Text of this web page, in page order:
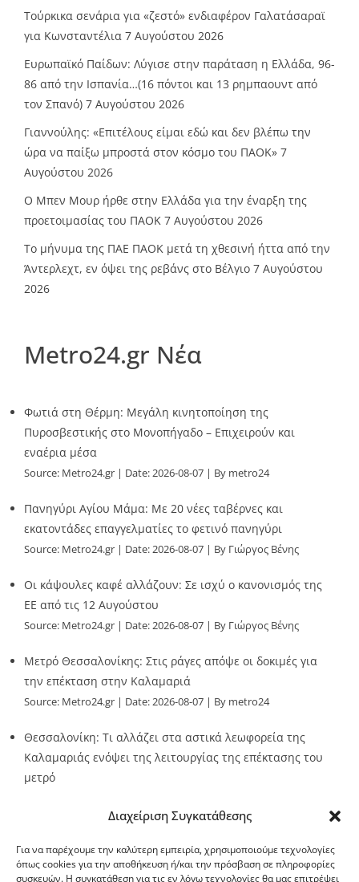
Διαχείριση Συγκατάθεσης
Για να παρέχουμε την καλύτερη εμπειρία, χρησιμοποιούμε τεχνολογίες
όπως cookies για την αποθήκευση ή/και την πρόσβαση σε πληροφορίες
συσκευών. Η συγκατάθεση για τις εν λόγω τεχνολογίες θα μας επιτρέψει
Τούρκικα σενάρια για «ζεστό» ενδιαφέρον Γαλατάσαραϊ
για Κωνσταντέλια 7 Αυγούστου 2026
Ευρωπαϊκό Παίδων: Λύγισε στην παράταση η Ελλάδα, 96-
86 από την Ισπανία…(16 πόντοι και 13 ρημπαουντ από
τον Σπανό) 7 Αυγούστου 2026
Γιαννούλης: «Επιτέλους είμαι εδώ και δεν βλέπω την
ώρα να παίξω μπροστά στον κόσμο του ΠΑΟΚ» 7
Αυγούστου 2026
O Mπεν Μουρ ήρθε στην Ελλάδα για την έναρξη της
προετοιμασίας του ΠΑΟΚ 7 Αυγούστου 2026
Το μήνυμα της ΠΑΕ ΠΑΟΚ μετά τη χθεσινή ήττα από την
Άντερλεχτ, εν όψει της ρεβάνς στο Βέλγιο 7 Αυγούστου
2026
Metro24.gr Νέα
Φωτιά στη Θέρμη: Μεγάλη κινητοποίηση της
Πυροσβεστικής στο Μονοπήγαδο – Επιχειρούν και
εναέρια μέσα
Source: Metro24.gr Date: 2026-08-07 By metro24
Πανηγύρι Αγίου Μάμα: Με 20 νέες ταβέρνες και
εκατοντάδες επαγγελματίες το φετινό πανηγύρι
Source: Metro24.gr Date: 2026-08-07 By Γιώργος Βένης
Οι κάψουλες καφέ αλλάζουν: Σε ισχύ ο κανονισμός της
ΕΕ από τις 12 Αυγούστου
Source: Metro24.gr Date: 2026-08-07 By Γιώργος Βένης
Μετρό Θεσσαλονίκης: Στις ράγες απόψε οι δοκιμές για
την επέκταση στην Καλαμαριά
Source: Metro24.gr Date: 2026-08-07 By metro24
Θεσσαλονίκη: Τι αλλάζει στα αστικά λεωφορεία της
Καλαμαριάς ενόψει της λειτουργίας της επέκτασης του
μετρό